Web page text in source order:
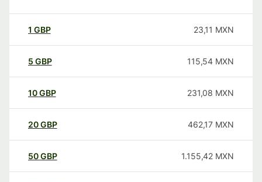
1 GBP 23,11 MXN
5 GBP 115,54 MXN
10GBP 231,08 MXN
20GBP 462,17 MXN
50GBP 1.155,42 MXN